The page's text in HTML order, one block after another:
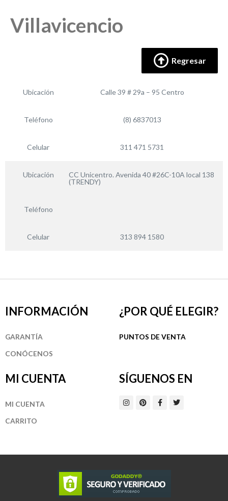
Villavicencio
Regresar
Ubicación Calle 39 # 29a – 95 Centro
Teléfono (8) 6837013
Celular 311 471 5731
Ubicación
CC Unicentro. Avenida 40 #26C-10A local 138
(TRENDY)
Teléfono
Celular 313 894 1580
INFORMACIÓN
GARANTÍA
CONÓCENOS
¿POR QUÉ ELEGIR?
PUNTOS DE VENTA
MI CUENTA
MI CUENTA
CARRITO
SÍGUENOS EN
I
n
m
P
i
t
F
a
-
T
w